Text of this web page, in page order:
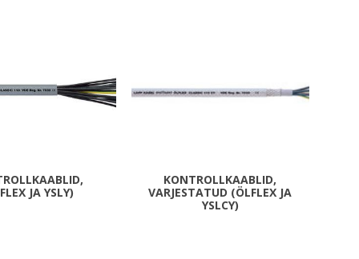
Metallkilbid, pindpaigaldus
Kilbid, aluspaigaldus
JA YSLY)
KONTROLLKAABLID,
VARJESTATUD (ÖLFLEX JA
YSLCY)